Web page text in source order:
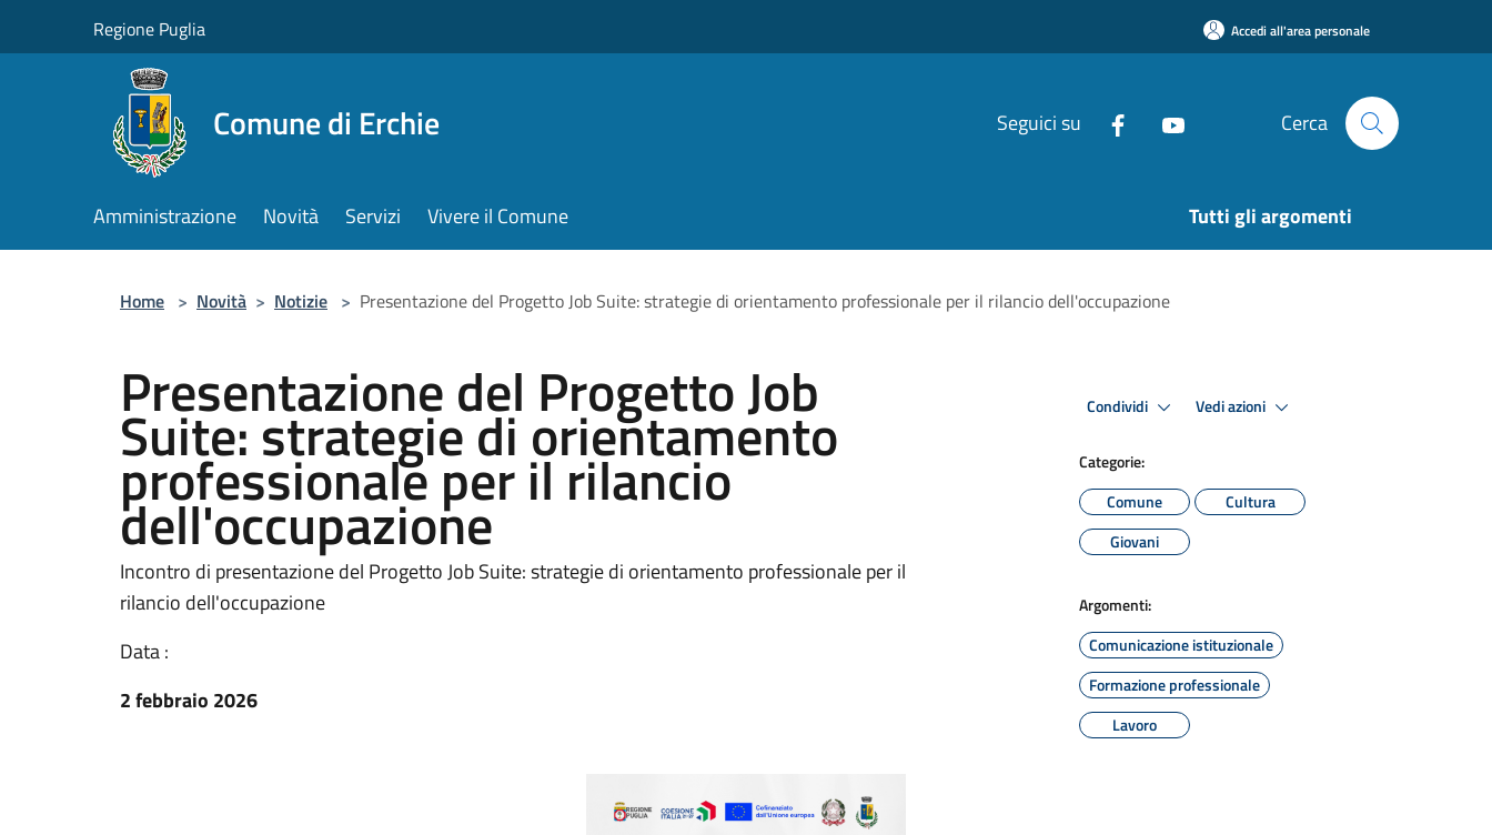
Regione Puglia Accedi all'area personale
Comune di Erchie Seguici su Cerca
Amministrazione Novità Servizi Vivere il Comune Tutti gli argomenti
Home > Novità > Notizie > Presentazione del Progetto Job Suite: strategie di orientamento professionale per il rilancio dell'occupazione
Presentazione del Progetto Job
Suite: strategie di orientamento
professionale per il rilancio
dell'occupazione
Incontro di presentazione del Progetto Job Suite: strategie di orientamento professionale per il
rilancio dell'occupazione
Data :
2 febbraio 2026
Condividi Vedi azioni
Categorie:
Comune
Cultura
Giovani
Argomenti:
Comunicazione istituzionale
Formazione professionale
Lavoro